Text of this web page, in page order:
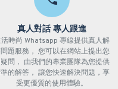
真人對話 專人跟進
時尚 Whatsapp 專線提供真人解
題服務， 您可以在網站上提出您
問， 由我們的專業團隊為您提供
的解答， 讓您快速解決問題，享
受更優質的使用體驗。